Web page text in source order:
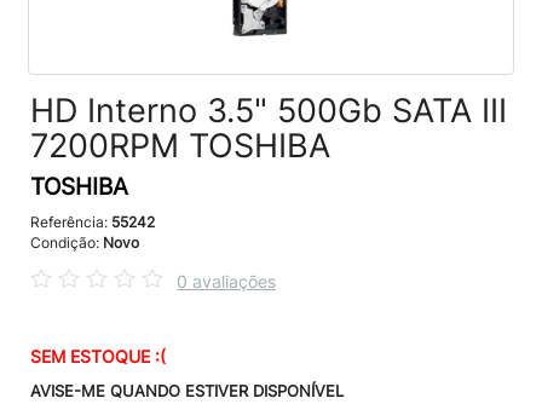
HD Interno 3.5" 500Gb SATA III
7200RPM TOSHIBA
TOSHIBA
Referência: 55242
Condição: Novo
0 avaliações
SEM ESTOQUE :(
AVISE-ME QUANDO ESTIVER DISPONÍVEL